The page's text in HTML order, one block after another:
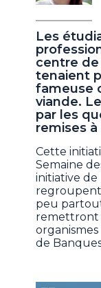
Les
centre
tenaient
fameuse
viande.
par les
remises
Cette
Semaine
initiative de
regroupent
peu
remettront
de